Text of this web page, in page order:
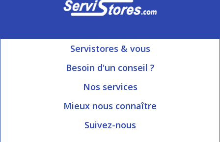
Servistores & vous
Mon compte
Besoin d'un conseil ?
Ouvert du Lundi au Vendredi
Nos services
Informations livraison
Blog Servistores
Mieux nous connaître
Qui sommes-nous?
Suivez-nous